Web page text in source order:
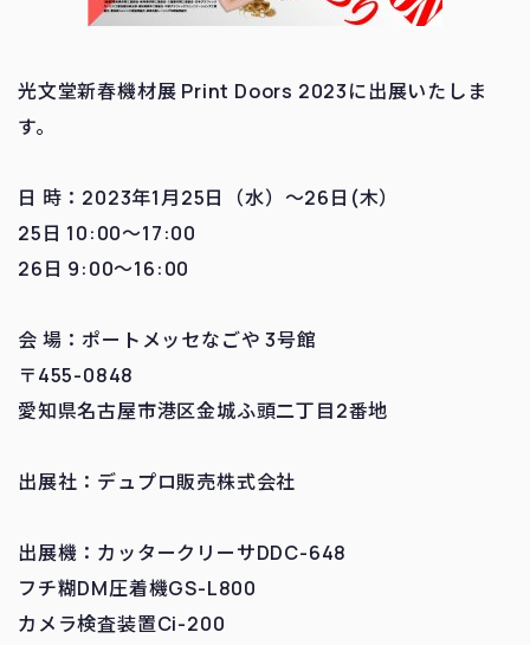
光文堂新春機材展 Print Doors 2023に出展いたしま
す。
日 時：2023年1月25日（水）～26日(木）
25日 10:00～17:00
26日 9:00～16:00
会 場：ポートメッセなごや 3号館
〒455-0848
愛知県名古屋市港区金城ふ頭二丁目2番地
出展社：デュプロ販売株式会社
出展機：カッタークリーサDDC-648
フチ糊DM圧着機GS-L800
カメラ検査装置Ci-200